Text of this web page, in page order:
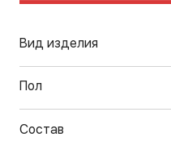
Вид изделия
Пол
Состав